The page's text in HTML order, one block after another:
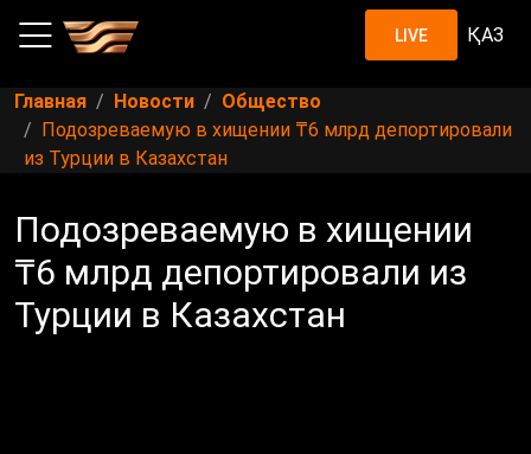
LIVE ҚАЗ
Главная Новости
Общество
Подозреваемую в хищении ₸6 млрд депортировали
из Турции в Казахстан
Подозреваемую в хищении
₸6 млрд депортировали из
Турции в Казахстан